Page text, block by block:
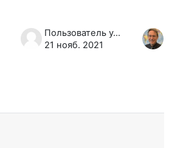
Пользователь удален
21 нояб. 2021